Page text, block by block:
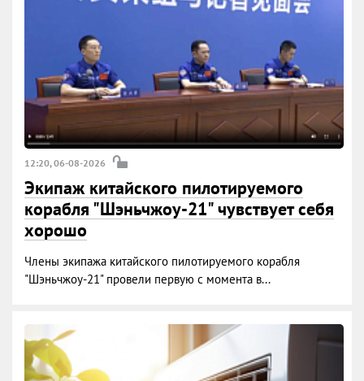
12:20, 06-08-2026
Экипаж китайского пилотируемого
корабля "Шэньчжоу-21" чувствует себя
хорошо
Члены экипажа китайского пилотируемого корабля
"Шэньчжоу-21" провели первую с момента в...